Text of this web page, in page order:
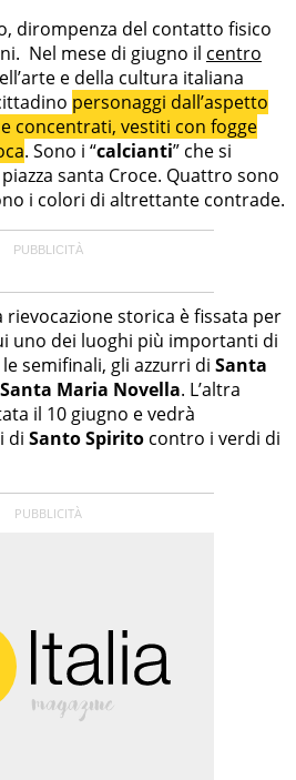
dirompenza del contatto fisico
Nel mese di giugno il centro
e della cultura italiana
personaggi dall’aspetto
concentrati, vestiti con fogge
. Sono i “calcianti” che si
santa Croce. Quattro sono
i colori di altrettante contrade.
rievocazione storica è fissata per
uno dei luoghi più importanti di
semifinali, gli azzurri di Santa
Santa Maria Novella. L’altra
il 10 giugno e vedrà
di Santo Spirito contro i verdi di